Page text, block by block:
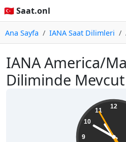
🇹🇷 Saat.onl
Ana Sayfa IANA Saat Dilimleri
IANA America/
Diliminde
12
9
10
11